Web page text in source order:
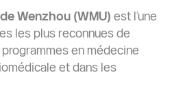
Wenzhou (WMU) est l’une
les plus reconnues de
en médecine
et dans les